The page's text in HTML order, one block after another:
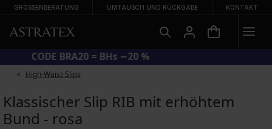
GRÖSSENBERATUNG UMTAUSCH UND RÜCKGABE KONTAKT
CODE BRA20 = BHs −20 %
High-Waist-Slips
Klassischer Slip RIB mit erhöhtem
Bund - rosa